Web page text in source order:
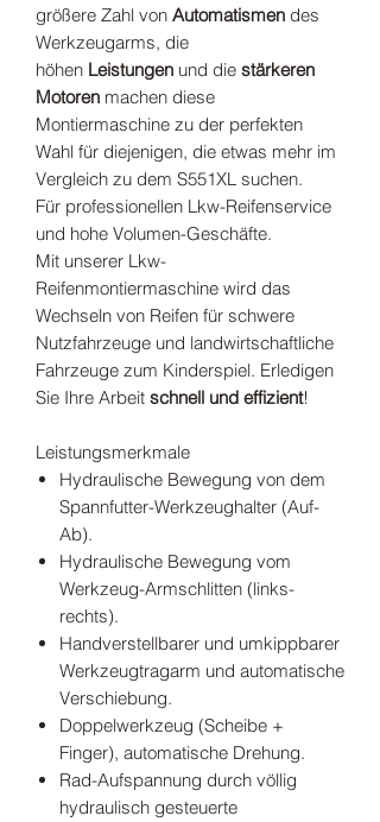
größere Zahl von Automatismen des
Werkzeugarms, die
höhen Leistungen und die stärkeren
Motoren machen diese
Montiermaschine zu der perfekten
Wahl für diejenigen, die etwas mehr im
Vergleich zu dem S551XL suchen.
Für professionellen Lkw-Reifenservice
und hohe Volumen-Geschäfte.
Mit unserer Lkw-
Reifenmontiermaschine wird das
Wechseln von Reifen für schwere
Nutzfahrzeuge und landwirtschaftliche
Fahrzeuge zum Kinderspiel. Erledigen
Sie Ihre Arbeit schnell und effizient!
Leistungsmerkmale
Hydraulische Bewegung von dem
Spannfutter-Werkzeughalter (Auf-
Ab).
Hydraulische Bewegung vom
Werkzeug-Armschlitten (links-
rechts).
Handverstellbarer und umkippbarer
Werkzeugtragarm und automatische
Verschiebung.
Doppelwerkzeug (Scheibe +
Finger), automatische Drehung.
Rad-Aufspannung durch völlig
hydraulisch gesteuerte